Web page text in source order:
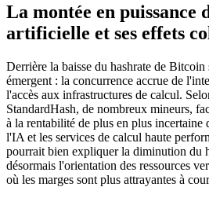
La montée en puissance
artificielle et ses effets
Derrière la baisse du hashrate de Bitcoin
émergent : la concurrence accrue de
l'accès aux infrastructures de calcul.
StandardHash, de nombreux mineurs,
à la rentabilité de plus en plus incertaine
l'IA et les services de calcul haute
pourrait bien expliquer la diminution du
désormais l'orientation des ressources
où les marges sont plus attrayantes à